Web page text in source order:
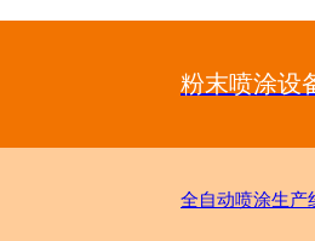
粉末喷涂设
全自动喷涂生产